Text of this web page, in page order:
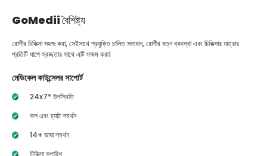
GoMediiবৈশিষ্ট্য
রোগীর চিকিত্সা সহজ করা, সেইসাথে প্রযুক্তি চালিত সমাধান, রোগীর যত্ন ব্যবস্থা এবং চিকিত্সার যাত্রার
প্রতিটি ধাপে স্বচ্ছতার সাথে এটি সক্ষম করা।
মেডিকেল কাউন্সেলর সাপোর্ট
24x7* উপস্থিতি
কল এবং চ্যাট সমর্থন
14+ ভাষা সমর্থন
চিকিত্সা সুপারিশ